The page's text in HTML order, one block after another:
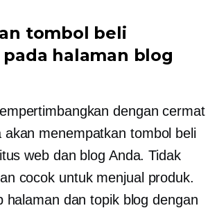
tombol beli
halaman blog
dengan cermat
akan menempatkan tombol beli
web dan blog Anda. Tidak
cocok untuk menjual produk.
halaman dan topik blog dengan